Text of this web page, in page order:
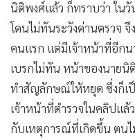
นิติพงศ์แล้ว ก็ทราบว่า ใน
โดนไม่ทันระวังด่านตรวจ
คนแรก แต่มีเจ้าหน้าที่อีก
เบรกไม่ทัน หน้าของนายนิ
ทำสัญลักษณ์ให้หยุด ซึ่งก็เ
เจ้าหน้าที่ตำรวจในคลิปแล้
กับเหตุการณ์ที่เกิดขึ้น ตนไ